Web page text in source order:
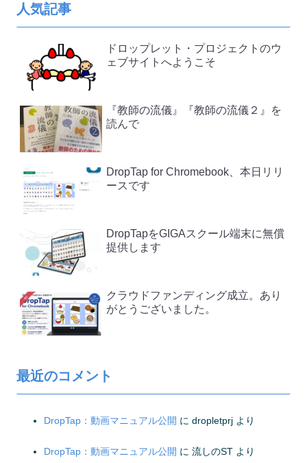
人気記事
ドロップレット・プロジェクトのウ
ェブサイトへようこそ
『教師の流儀』『教師の流儀２』を
読んで
DropTap for Chromebook、本日リリ
ースです
DropTapをGIGAスクール端末に無償
提供します
クラウドファンディング成立。あり
がとうございました。
最近のコメント
DropTap：動画マニュアル公開 に dropletprj より
DropTap：動画マニュアル公開 に 流しのST より